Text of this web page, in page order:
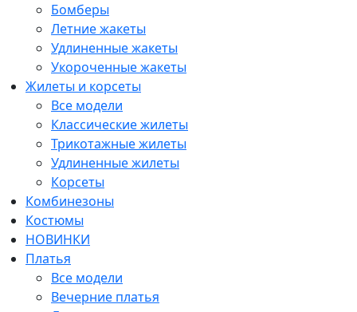
Бомберы
Летние жакеты
Удлиненные жакеты
Укороченные жакеты
Жилеты и корсеты
Все модели
Классические жилеты
Трикотажные жилеты
Удлиненные жилеты
Корсеты
Комбинезоны
Костюмы
НОВИНКИ
Платья
Все модели
Вечерние платья